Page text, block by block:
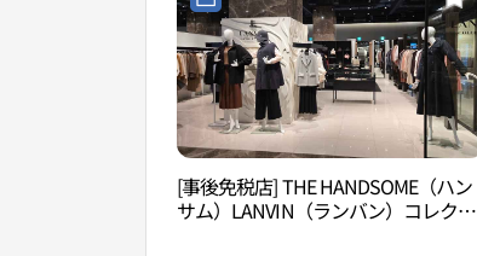
[事後免税店] THE HANDSOME（ハン
サム）LANVIN（ランバン）コレクシ